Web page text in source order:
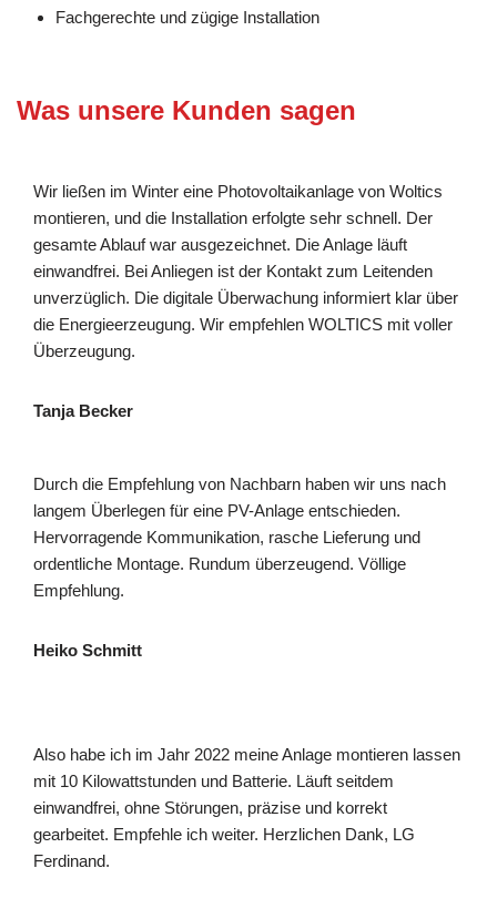
Fachgerechte und zügige Installation
Was unsere Kunden sagen
Wir ließen im Winter eine Photovoltaikanlage von Woltics
montieren, und die Installation erfolgte sehr schnell. Der
gesamte Ablauf war ausgezeichnet. Die Anlage läuft
einwandfrei. Bei Anliegen ist der Kontakt zum Leitenden
unverzüglich. Die digitale Überwachung informiert klar über
die Energieerzeugung. Wir empfehlen WOLTICS mit voller
Überzeugung.
Tanja Becker
Durch die Empfehlung von Nachbarn haben wir uns nach
langem Überlegen für eine PV-Anlage entschieden.
Hervorragende Kommunikation, rasche Lieferung und
ordentliche Montage. Rundum überzeugend. Völlige
Empfehlung.
Heiko Schmitt
Also habe ich im Jahr 2022 meine Anlage montieren lassen
mit 10 Kilowattstunden und Batterie. Läuft seitdem
einwandfrei, ohne Störungen, präzise und korrekt
gearbeitet. Empfehle ich weiter. Herzlichen Dank, LG
Ferdinand.